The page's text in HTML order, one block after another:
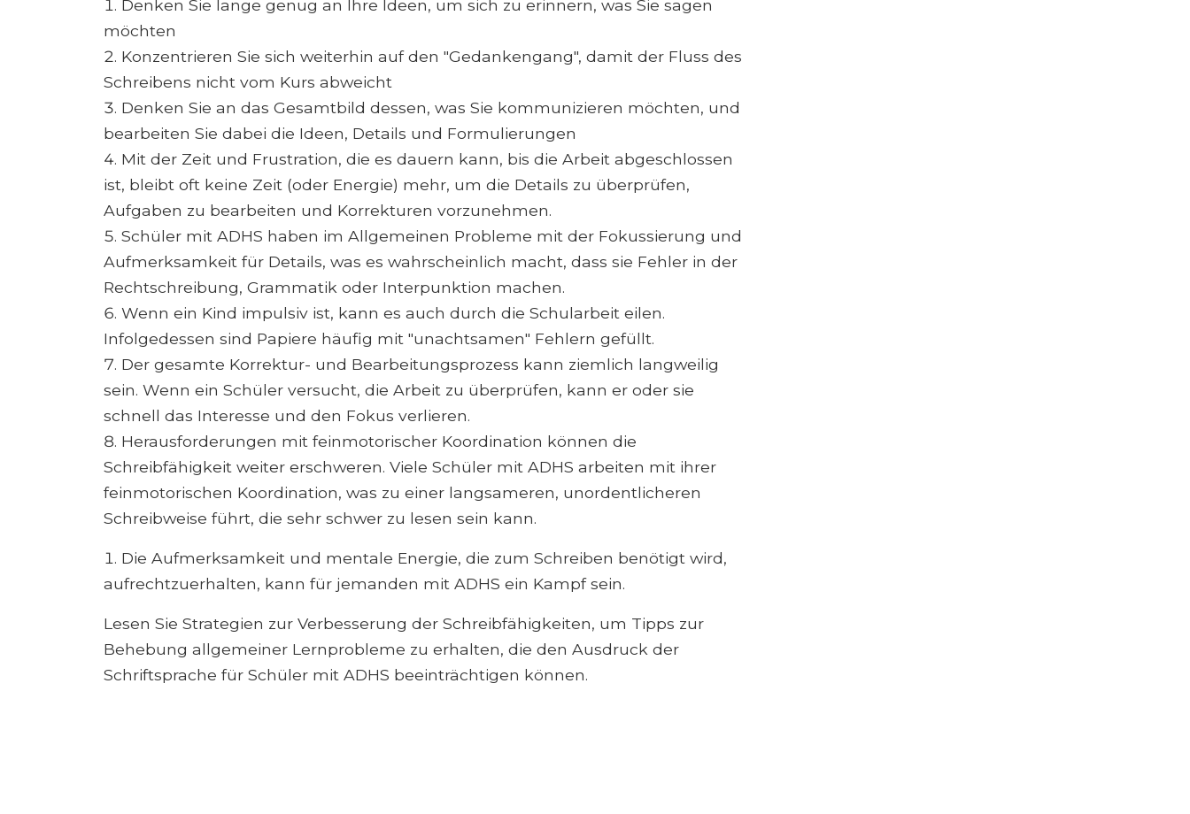
Denken Sie lange genug an Ihre Ideen, um sich zu erinnern, was Sie sagen
möchten
Konzentrieren Sie sich weiterhin auf den "Gedankengang", damit der Fluss des
Schreibens nicht vom Kurs abweicht
Denken Sie an das Gesamtbild dessen, was Sie kommunizieren möchten, und
bearbeiten Sie dabei die Ideen, Details und Formulierungen
Mit der Zeit und Frustration, die es dauern kann, bis die Arbeit abgeschlossen
ist, bleibt oft keine Zeit (oder Energie) mehr, um die Details zu überprüfen,
Aufgaben zu bearbeiten und Korrekturen vorzunehmen.
Schüler mit ADHS haben im Allgemeinen Probleme mit der Fokussierung und
Aufmerksamkeit für Details, was es wahrscheinlich macht, dass sie Fehler in der
Rechtschreibung, Grammatik oder Interpunktion machen.
Wenn ein Kind impulsiv ist, kann es auch durch die Schularbeit eilen.
Infolgedessen sind Papiere häufig mit "unachtsamen" Fehlern gefüllt.
Der gesamte Korrektur- und Bearbeitungsprozess kann ziemlich langweilig
sein. Wenn ein Schüler versucht, die Arbeit zu überprüfen, kann er oder sie
schnell das Interesse und den Fokus verlieren.
Herausforderungen mit feinmotorischer Koordination können die
Schreibfähigkeit weiter erschweren. Viele Schüler mit ADHS arbeiten mit ihrer
feinmotorischen Koordination, was zu einer langsameren, unordentlicheren
Schreibweise führt, die sehr schwer zu lesen sein kann.
Die Aufmerksamkeit und mentale Energie, die zum Schreiben benötigt wird,
aufrechtzuerhalten, kann für jemanden mit ADHS ein Kampf sein.
Lesen Sie Strategien zur Verbesserung der Schreibfähigkeiten, um Tipps zur
Behebung allgemeiner Lernprobleme zu erhalten, die den Ausdruck der
Schriftsprache für Schüler mit ADHS beeinträchtigen können.